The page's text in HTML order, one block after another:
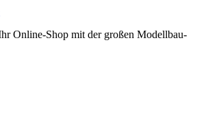
Online-Shop mit der großen Modellbau-